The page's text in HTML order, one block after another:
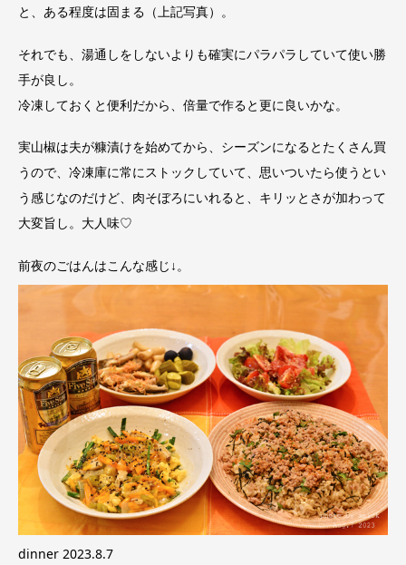
と、ある程度は固まる（上記写真）。
それでも、湯通しをしないよりも確実にパラパラしていて使い勝
手が良し。
冷凍しておくと便利だから、倍量で作ると更に良いかな。
実山椒は夫が糠漬けを始めてから、シーズンになるとたくさん買
うので、冷凍庫に常にストックしていて、思いついたら使うとい
う感じなのだけど、肉そぼろにいれると、キリッとさが加わって
大変旨し。大人味♡
前夜のごはんはこんな感じ↓。
dinner 2023.8.7